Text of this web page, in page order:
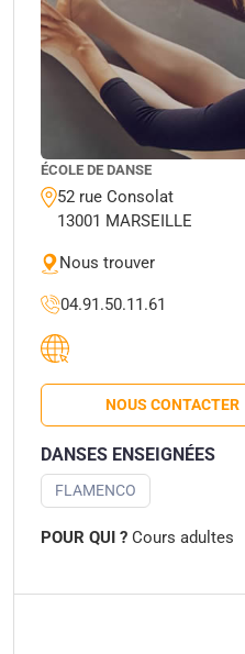
ÉCOLE DE DANSE
52 rue Consolat
13001 MARSEILLE
Nous trouver
04.91.50.11.61
NOUS CONTACTER
DANSES ENSEIGNÉES
FLAMENCO
POUR QUI ? Cours adultes